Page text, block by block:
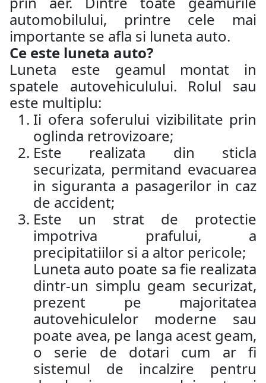
automobilului, printre cele mai
importante se afla si luneta auto.
Ce este luneta auto?
Luneta este geamul montat in
spatele autovehiculului. Rolul sau
este multiplu:
Ii ofera soferului vizibilitate prin
oglinda retrovizoare;
Este realizata din sticla
securizata, permitand evacuarea
in siguranta a pasagerilor in caz
de accident;
Este un strat de protectie
impotriva prafului, a
precipitatiilor si a altor pericole;
Luneta auto poate sa fie realizata
dintr-un simplu geam securizat,
prezent pe majoritatea
autovehiculelor moderne sau
poate avea, pe langa acest geam,
o serie de dotari cum ar fi
sistemul de incalzire pentru